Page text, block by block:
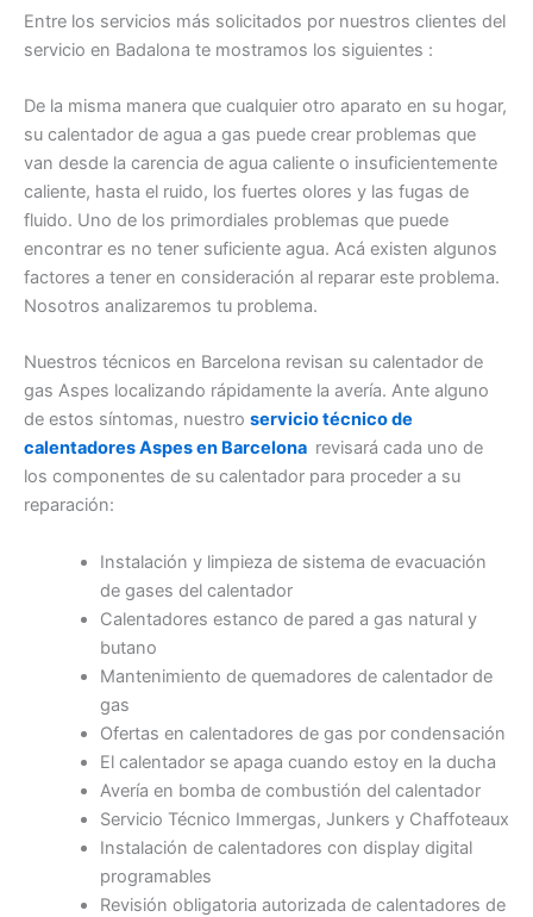
Entre los servicios más solicitados por nuestros clientes del
servicio en Badalona te mostramos los siguientes :
De la misma manera que cualquier otro aparato en su hogar,
su calentador de agua a gas puede crear problemas que
van desde la carencia de agua caliente o insuficientemente
caliente, hasta el ruido, los fuertes olores y las fugas de
fluido. Uno de los primordiales problemas que puede
encontrar es no tener suficiente agua. Acá existen algunos
factores a tener en consideración al reparar este problema.
Nosotros analizaremos tu problema.
Nuestros técnicos en Barcelona revisan su calentador de
gas Aspes localizando rápidamente la avería. Ante alguno
de estos síntomas, nuestro servicio técnico de
calentadores Aspes en Barcelona revisará cada uno de
los componentes de su calentador para proceder a su
reparación:
Instalación y limpieza de sistema de evacuación
de gases del calentador
Calentadores estanco de pared a gas natural y
butano
Mantenimiento de quemadores de calentador de
gas
Ofertas en calentadores de gas por condensación
El calentador se apaga cuando estoy en la ducha
Avería en bomba de combustión del calentador
Servicio Técnico Immergas, Junkers y Chaffoteaux
Instalación de calentadores con display digital
programables
Revisión obligatoria autorizada de calentadores de